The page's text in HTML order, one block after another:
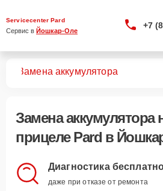
Servicecenter Pard
Сервис в Йошкар-Оле
+7
Замена аккумулятора
Замена аккумулятора
прицеле Pard в
Диагностика
даже при отказе от ремонта